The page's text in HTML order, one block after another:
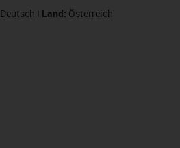
Deutsch Land: Österreich